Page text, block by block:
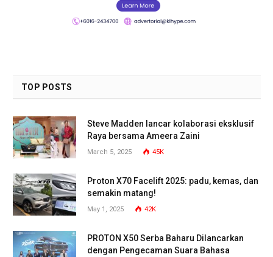
TOP POSTS
Steve Madden lancar kolaborasi eksklusif
Raya bersama Ameera Zaini
March 5, 2025 45K
Proton X70 Facelift 2025: padu, kemas, dan
semakin matang!
May 1, 2025 42K
PROTON X50 Serba Baharu Dilancarkan
dengan Pengecaman Suara Bahasa